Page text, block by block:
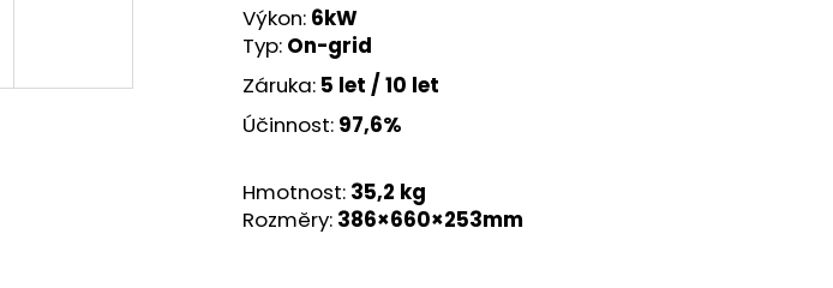
Výkon: 6kW
Typ: On-grid
Záruka: 5 let / 10 let
Účinnost: 97,6%
Hmotnost: 35,2 kg
Rozměry: 386×660×253mm
DRÁŽKOVÁ MATICE M8 S KULIČKOU